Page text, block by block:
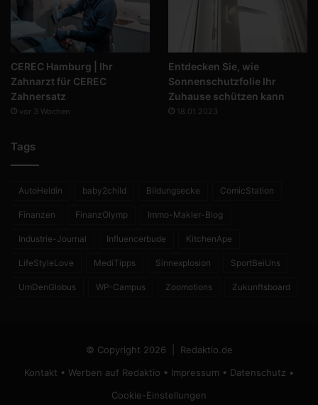
CEREC Hamburg | Ihr
Zahnarzt für CEREC
Zahnersatz
vor 3 Wochen
Entdecken Sie, wie
Sonnenschutzfolie Ihr
Zuhause schützen kann
18.01.2023
Tags
AutoHeldin baby2child Bildungsecke ComicStation
Finanzen FinanzOlymp Immo-Makler-Blog
Industrie-Journal Influencerbude KitchenApe
LifeStyleLove MediTipps Sinnexplosion SportBeiUns
UmDenGlobus WP-Campus Zoomotions Zukunftsboard
© Copyright 2026 | Redaktio.de
Kontakt • Werben auf Redaktio • Impressum • Datenschutz •
Cookie-Einstellungen